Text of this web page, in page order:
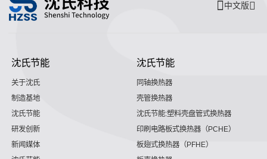
中文版
沈氏节能
关于沈氏
制造基地
沈氏节能
研发创新
新闻媒体
沈氏节能
同轴换热器
壳管换热器
沈氏节能:塑料壳盘管式换热器
印刷电路板式换热器（PCHE）
板翅式换热器（PFHE）